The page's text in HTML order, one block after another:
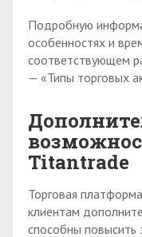
Подробную
особенностях и
соответствующем
— «Типы торговых
Titantrade
Торговая
клиентам
способны повысить